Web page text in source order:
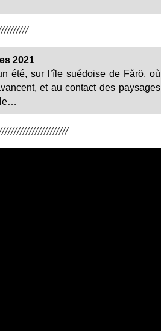
2021
été, sur l’île suédoise de Fårö, où
et au contact des paysages